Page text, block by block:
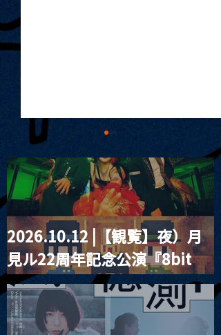
MoonRomantic
Channel1周年記念Live
2026.10.12 |【観覧】夜）月
見ル22周年記念公演『8bit
strawberry』